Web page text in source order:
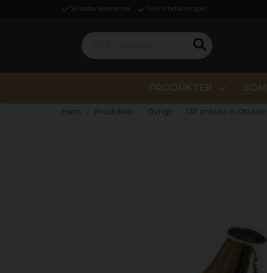
Snabba leveranser Säkra betalningar
Sök i butiken ...
PRODUKTER
Hem Produkter Övrigt DP Imbuto In Ottone